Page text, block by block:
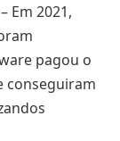
– Em 2021,
pagou o
conseguiram